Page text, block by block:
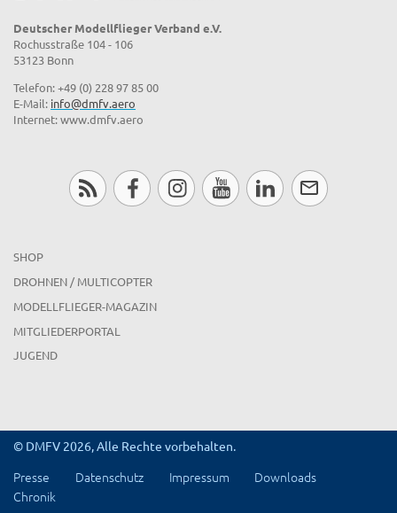
Deutscher Modellflieger Verband e.V.
Rochusstraße 104 - 106
53123 Bonn
Telefon: +49 (0) 228 97 85 00
E-Mail: info@dmfv.aero
Internet: www.dmfv.aero
SHOP
DROHNEN / MULTICOPTER
MODELLFLIEGER-MAGAZIN
MITGLIEDERPORTAL
JUGEND
© DMFV 2026, Alle Rechte vorbehalten.
Presse Datenschutz Impressum
Downloads
Chronik